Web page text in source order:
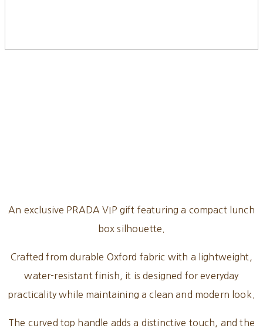
An exclusive PRADA VIP gift featuring a compact lunch
box silhouette.
Crafted from durable Oxford fabric with a lightweight,
water-resistant finish, it is designed for everyday
practicality while maintaining a clean and modern look.
The curved top handle adds a distinctive touch, and the